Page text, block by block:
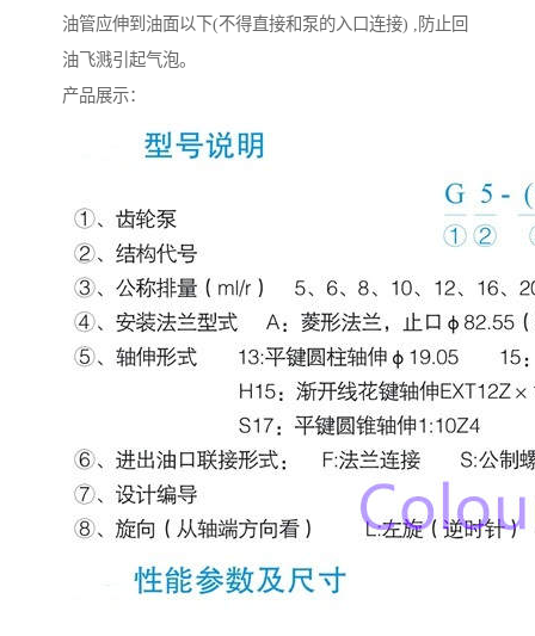
油管应伸到油面以下(不得直接和泵的入口连接) ,防止回
油飞溅引起气泡。
产品展示：